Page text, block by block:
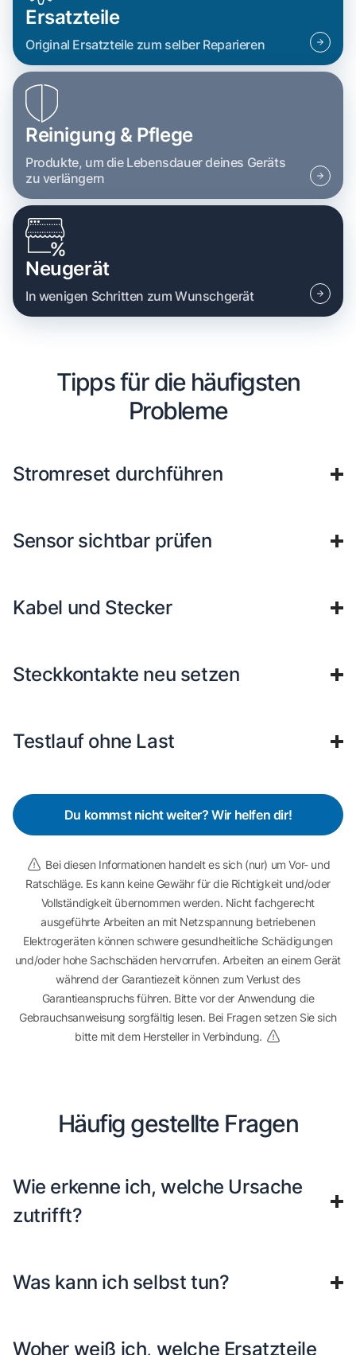
Ersatzteile
Original Ersatzteile zum selber Reparieren
Reinigung & Pflege
Produkte, um die Lebensdauer deines Geräts
zu verlängern
Neugerät
In wenigen Schritten zum Wunschgerät
Tipps für die häufigsten
Probleme
Stromreset durchführen
Sensor sichtbar prüfen
Kabel und Stecker
Steckkontakte neu setzen
Testlauf ohne Last
Du kommst nicht weiter? Wir helfen dir!
Bei diesen Informationen handelt es sich (nur) um Vor- und
Ratschläge. Es kann keine Gewähr für die Richtigkeit und/oder
Vollständigkeit übernommen werden. Nicht fachgerecht
ausgeführte Arbeiten an mit Netzspannung betriebenen
Elektrogeräten können schwere gesundheitliche Schädigungen
und/oder hohe Sachschäden hervorrufen. Arbeiten an einem Gerät
während der Garantiezeit können zum Verlust des
Garantieanspruchs führen. Bitte vor der Anwendung die
Gebrauchsanweisung sorgfältig lesen. Bei Fragen setzen Sie sich
bitte mit dem Hersteller in Verbindung.
Häufig gestellte Fragen
Wie erkenne ich, welche Ursache
zutrifft?
Was kann ich selbst tun?
Woher weiß ich, welche Ersatzteile